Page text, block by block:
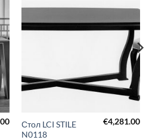
Стол LCI STILE
N0118
€4,281.00